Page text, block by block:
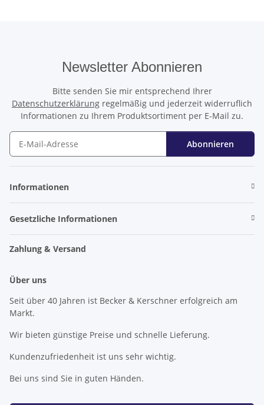
Newsletter Abonnieren
Bitte senden Sie mir entsprechend Ihrer
Datenschutzerklärung regelmäßig und jederzeit widerruflich
Informationen zu Ihrem Produktsortiment per E-Mail zu.
Abonnieren
Informationen
Gesetzliche Informationen
Zahlung & Versand
Über uns
Seit über 40 Jahren ist Becker & Kerschner erfolgreich am
Markt.
Wir bieten günstige Preise und schnelle Lieferung.
Kundenzufriedenheit ist uns sehr wichtig.
Bei uns sind Sie in guten Händen.